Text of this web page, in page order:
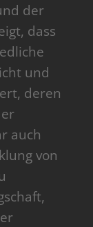
der
dass
und
deren
auch
von